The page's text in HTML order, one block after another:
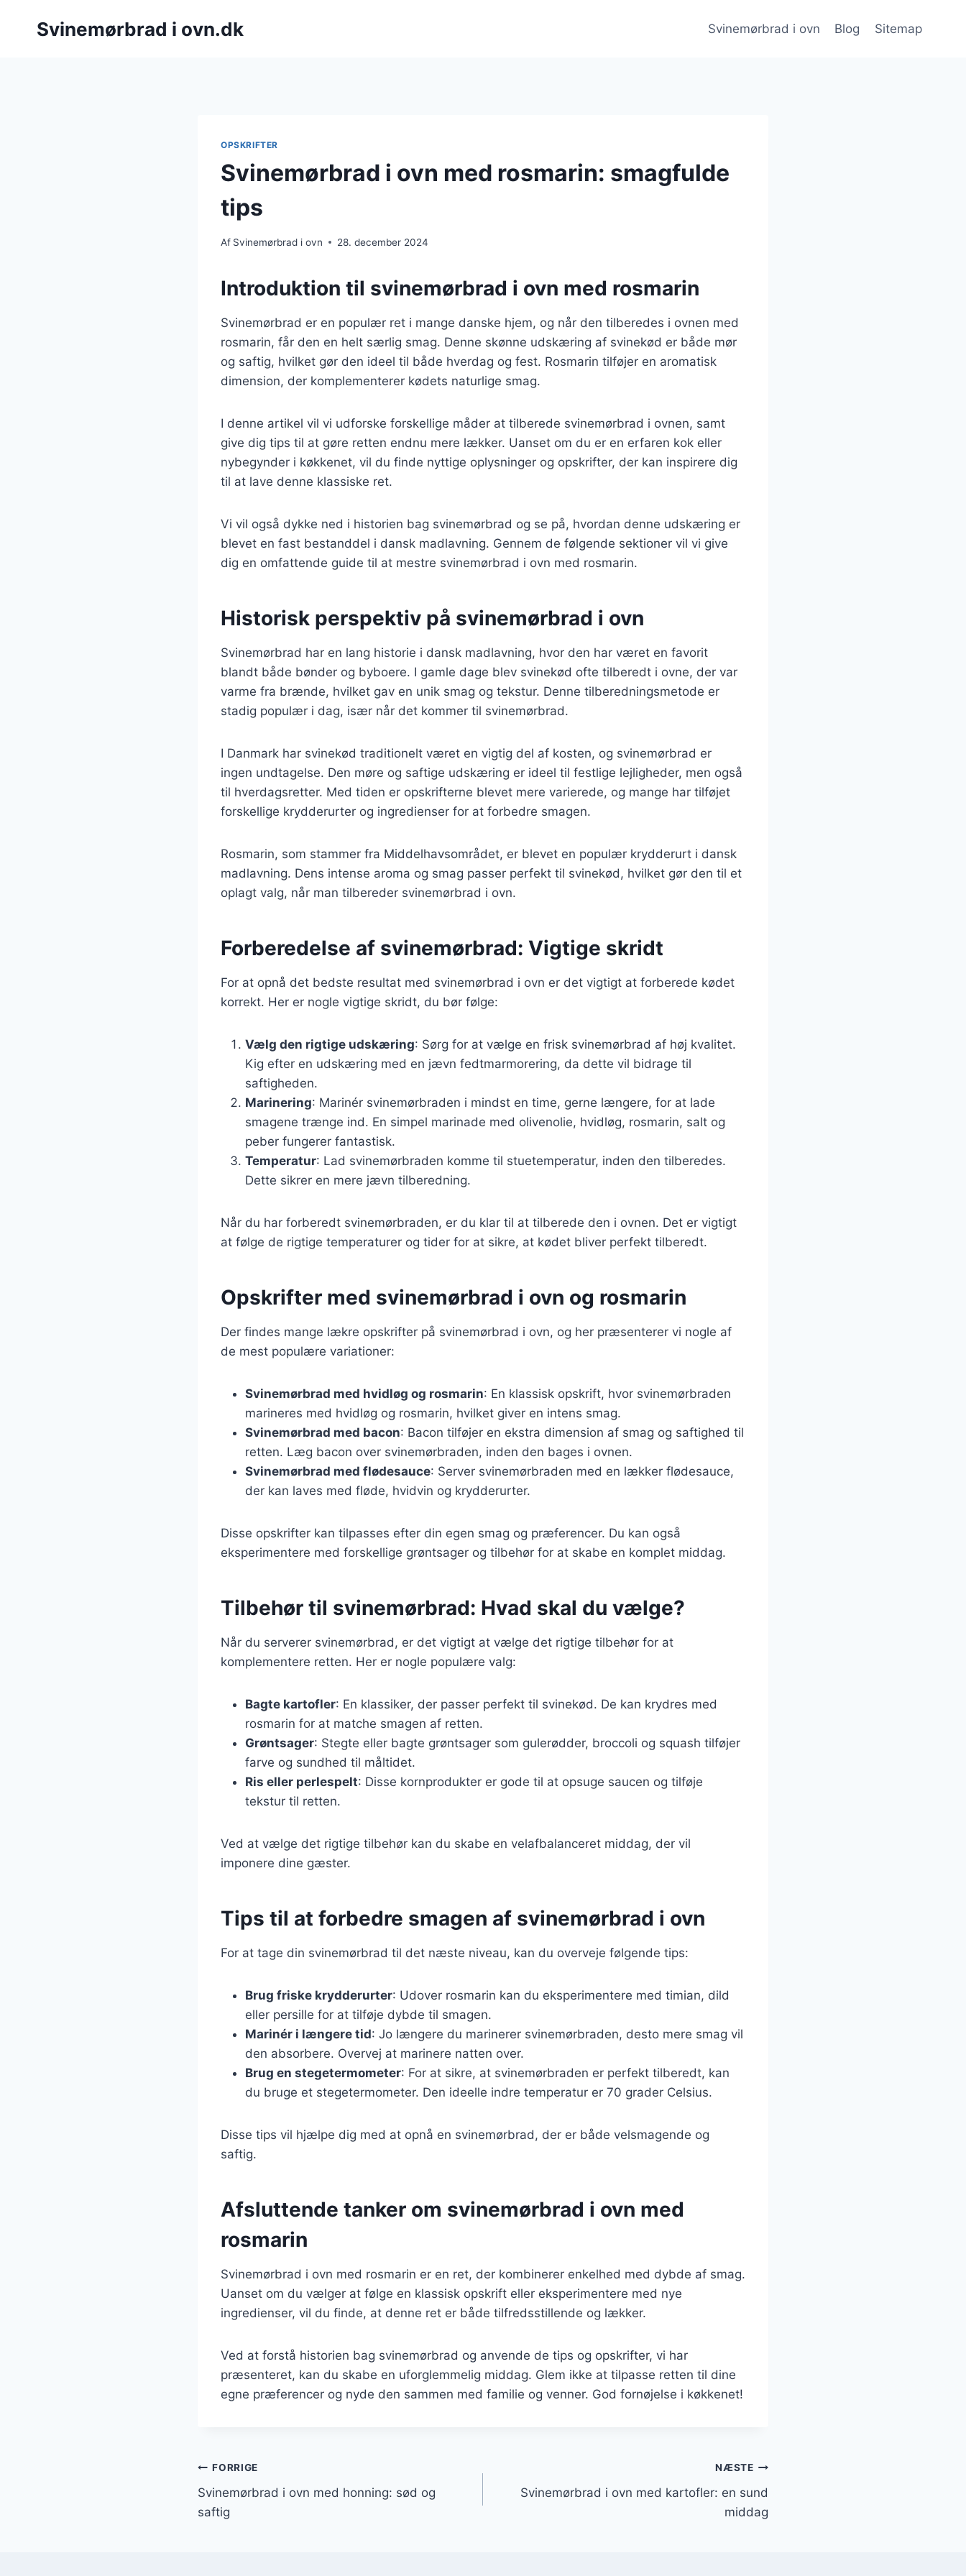
Svinemørbrad i ovn.dk Svinemørbrad i ovn Blog Sitemap
OPSKRIFTER
Svinemørbrad i ovn med rosmarin: smagfulde
tips
Af Svinemørbrad i ovn 28. december 2024
Introduktion til svinemørbrad i ovn med rosmarin
Svinemørbrad er en populær ret i mange danske hjem, og når den tilberedes i ovnen med
rosmarin, får den en helt særlig smag. Denne skønne udskæring af svinekød er både mør
og saftig, hvilket gør den ideel til både hverdag og fest. Rosmarin tilføjer en aromatisk
dimension, der komplementerer kødets naturlige smag.
I denne artikel vil vi udforske forskellige måder at tilberede svinemørbrad i ovnen, samt
give dig tips til at gøre retten endnu mere lækker. Uanset om du er en erfaren kok eller
nybegynder i køkkenet, vil du finde nyttige oplysninger og opskrifter, der kan inspirere dig
til at lave denne klassiske ret.
Vi vil også dykke ned i historien bag svinemørbrad og se på, hvordan denne udskæring er
blevet en fast bestanddel i dansk madlavning. Gennem de følgende sektioner vil vi give
dig en omfattende guide til at mestre svinemørbrad i ovn med rosmarin.
Historisk perspektiv på svinemørbrad i ovn
Svinemørbrad har en lang historie i dansk madlavning, hvor den har været en favorit
blandt både bønder og byboere. I gamle dage blev svinekød ofte tilberedt i ovne, der var
varme fra brænde, hvilket gav en unik smag og tekstur. Denne tilberedningsmetode er
stadig populær i dag, især når det kommer til svinemørbrad.
I Danmark har svinekød traditionelt været en vigtig del af kosten, og svinemørbrad er
ingen undtagelse. Den møre og saftige udskæring er ideel til festlige lejligheder, men også
til hverdagsretter. Med tiden er opskrifterne blevet mere varierede, og mange har tilføjet
forskellige krydderurter og ingredienser for at forbedre smagen.
Rosmarin, som stammer fra Middelhavsområdet, er blevet en populær krydderurt i dansk
madlavning. Dens intense aroma og smag passer perfekt til svinekød, hvilket gør den til et
oplagt valg, når man tilbereder svinemørbrad i ovn.
Forberedelse af svinemørbrad: Vigtige skridt
For at opnå det bedste resultat med svinemørbrad i ovn er det vigtigt at forberede kødet
korrekt. Her er nogle vigtige skridt, du bør følge:
Vælg den rigtige udskæring: Sørg for at vælge en frisk svinemørbrad af høj kvalitet.
Kig efter en udskæring med en jævn fedtmarmorering, da dette vil bidrage til
saftigheden.
Marinering: Marinér svinemørbraden i mindst en time, gerne længere, for at lade
smagene trænge ind. En simpel marinade med olivenolie, hvidløg, rosmarin, salt og
peber fungerer fantastisk.
Temperatur: Lad svinemørbraden komme til stuetemperatur, inden den tilberedes.
Dette sikrer en mere jævn tilberedning.
Når du har forberedt svinemørbraden, er du klar til at tilberede den i ovnen. Det er vigtigt
at følge de rigtige temperaturer og tider for at sikre, at kødet bliver perfekt tilberedt.
Opskrifter med svinemørbrad i ovn og rosmarin
Der findes mange lækre opskrifter på svinemørbrad i ovn, og her præsenterer vi nogle af
de mest populære variationer:
Svinemørbrad med hvidløg og rosmarin: En klassisk opskrift, hvor svinemørbraden
marineres med hvidløg og rosmarin, hvilket giver en intens smag.
Svinemørbrad med bacon: Bacon tilføjer en ekstra dimension af smag og saftighed til
retten. Læg bacon over svinemørbraden, inden den bages i ovnen.
Svinemørbrad med flødesauce: Server svinemørbraden med en lækker flødesauce,
der kan laves med fløde, hvidvin og krydderurter.
Disse opskrifter kan tilpasses efter din egen smag og præferencer. Du kan også
eksperimentere med forskellige grøntsager og tilbehør for at skabe en komplet middag.
Tilbehør til svinemørbrad: Hvad skal du vælge?
Når du serverer svinemørbrad, er det vigtigt at vælge det rigtige tilbehør for at
komplementere retten. Her er nogle populære valg:
Bagte kartofler: En klassiker, der passer perfekt til svinekød. De kan krydres med
rosmarin for at matche smagen af retten.
Grøntsager: Stegte eller bagte grøntsager som gulerødder, broccoli og squash tilføjer
farve og sundhed til måltidet.
Ris eller perlespelt: Disse kornprodukter er gode til at opsuge saucen og tilføje
tekstur til retten.
Ved at vælge det rigtige tilbehør kan du skabe en velafbalanceret middag, der vil
imponere dine gæster.
Tips til at forbedre smagen af svinemørbrad i ovn
For at tage din svinemørbrad til det næste niveau, kan du overveje følgende tips:
Brug friske krydderurter: Udover rosmarin kan du eksperimentere med timian, dild
eller persille for at tilføje dybde til smagen.
Marinér i længere tid: Jo længere du marinerer svinemørbraden, desto mere smag vil
den absorbere. Overvej at marinere natten over.
Brug en stegetermometer: For at sikre, at svinemørbraden er perfekt tilberedt, kan
du bruge et stegetermometer. Den ideelle indre temperatur er 70 grader Celsius.
Disse tips vil hjælpe dig med at opnå en svinemørbrad, der er både velsmagende og
saftig.
Afsluttende tanker om svinemørbrad i ovn med
rosmarin
Svinemørbrad i ovn med rosmarin er en ret, der kombinerer enkelhed med dybde af smag.
Uanset om du vælger at følge en klassisk opskrift eller eksperimentere med nye
ingredienser, vil du finde, at denne ret er både tilfredsstillende og lækker.
Ved at forstå historien bag svinemørbrad og anvende de tips og opskrifter, vi har
præsenteret, kan du skabe en uforglemmelig middag. Glem ikke at tilpasse retten til dine
egne præferencer og nyde den sammen med familie og venner. God fornøjelse i køkkenet!
Indlægsnavigation
FORRIGE
Svinemørbrad i ovn med honning: sød og
saftig
NÆSTE
Svinemørbrad i ovn med kartofler: en sund
middag